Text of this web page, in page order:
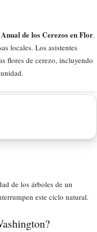
de los Cerezos en Flor.
locales. Los asistentes
flores de cerezo, incluyendo
de los árboles de un
este ciclo natural.